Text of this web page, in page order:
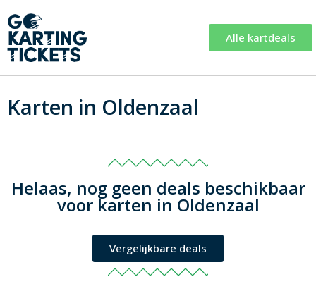
Alle kartdeals
Karten in Oldenzaal
Helaas, nog geen deals beschikbaar
voor karten in Oldenzaal
Vergelijkbare deals